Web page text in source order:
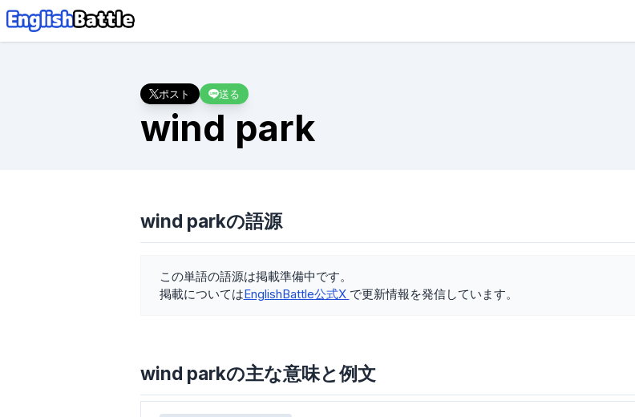
ポスト 送る
wind park
wind parkの語源
この単語の語源は掲載準備中です。
掲載についてはEnglishBattle公式X で更新情報を発信しています。
wind parkの主な意味と例文